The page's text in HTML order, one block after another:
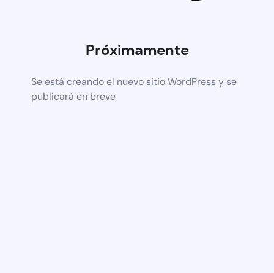
Próximamente
Se está creando el nuevo sitio WordPress y se
publicará en breve